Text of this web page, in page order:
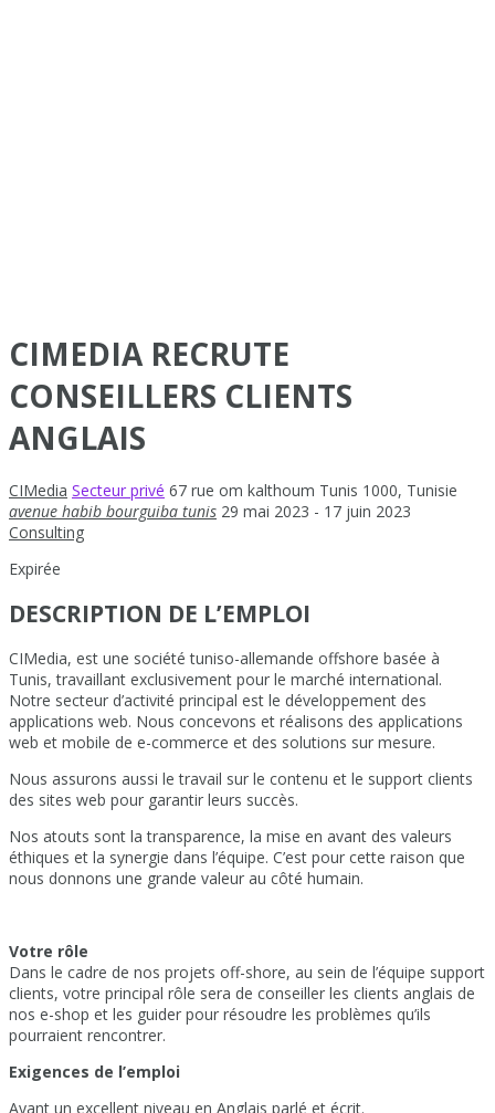
CIMEDIA RECRUTE
CONSEILLERS CLIENTS
ANGLAIS
CIMedia Secteur privé 67 rue om kalthoum Tunis 1000, Tunisie
avenue habib bourguiba tunis 29 mai 2023 - 17 juin 2023
Consulting
Expirée
DESCRIPTION DE L’EMPLOI
CIMedia, est une société tuniso-allemande offshore basée à
Tunis, travaillant exclusivement pour le marché international.
Notre secteur d’activité principal est le développement des
applications web. Nous concevons et réalisons des applications
web et mobile de e-commerce et des solutions sur mesure.
Nous assurons aussi le travail sur le contenu et le support clients
des sites web pour garantir leurs succès.
Nos atouts sont la transparence, la mise en avant des valeurs
éthiques et la synergie dans l’équipe. C’est pour cette raison que
nous donnons une grande valeur au côté humain.
Votre rôle
Dans le cadre de nos projets off-shore, au sein de l’équipe support
clients, votre principal rôle sera de conseiller les clients anglais de
nos e-shop et les guider pour résoudre les problèmes qu’ils
pourraient rencontrer.
Exigences de l’emploi
Ayant un excellent niveau en Anglais parlé et écrit.